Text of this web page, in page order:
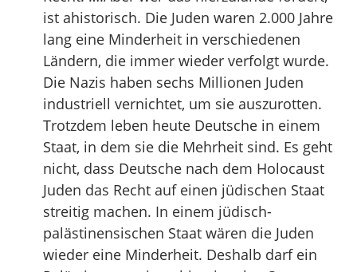
ist ahistorisch. Die Juden waren 2.000 Jahre
lang eine Minderheit in verschiedenen
Ländern, die immer wieder verfolgt wurde.
Die Nazis haben sechs Millionen Juden
industriell vernichtet, um sie auszurotten.
Trotzdem leben heute Deutsche in einem
Staat, in dem sie die Mehrheit sind. Es geht
nicht, dass Deutsche nach dem Holocaust
Juden das Recht auf einen jüdischen Staat
streitig machen. In einem jüdisch-
palästinensischen Staat wären die Juden
wieder eine Minderheit. Deshalb darf ein